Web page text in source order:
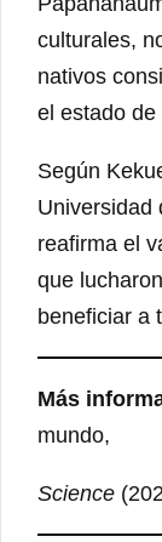
culturales,
nativos
el estado
Según
Universidad
reafirma el
que
beneficiar a
Más
mundo,
Science